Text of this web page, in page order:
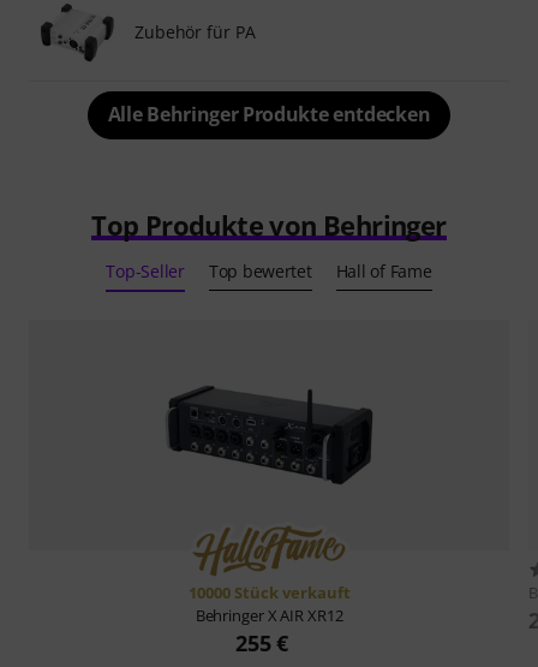
Zubehör für PA
Alle Behringer Produkte entdecken
Top Produkte von Behringer
Top-Seller Top bewertet Hall of Fame
10000 Stück verkauft
BehringerX AIR XR12
255 €